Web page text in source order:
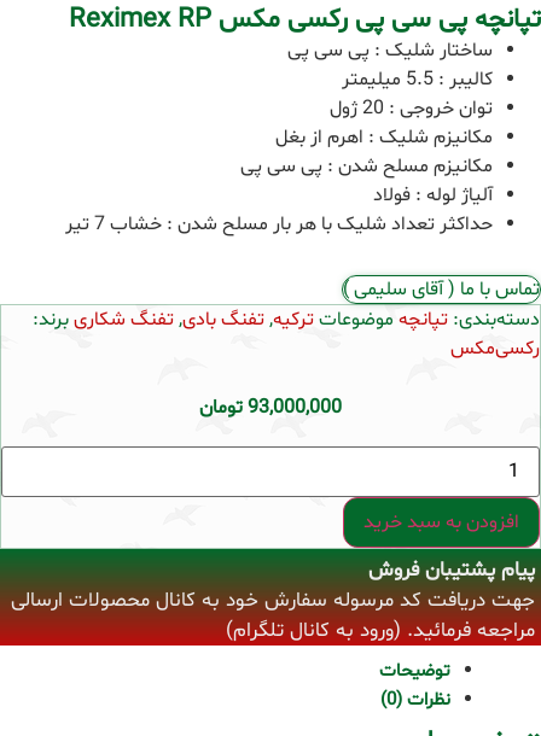
تپانچه پی سی پی رکسی مکس Reximex RP
ساختار شلیک : پی سی پی
کالیبر : 5.5 میلیمتر
توان خروجی : 20 ژول
مکانیزم شلیک : اهرم از بغل
مکانیزم مسلح شدن : پی سی پی
آلیاژ لوله : فولاد
حداکثر تعداد شلیک با هر بار مسلح شدن : خشاب 7 تیر
تماس با ما ( آقای سلیمی )
دسته‌بندی: تپانچه موضوعاتترکیه,تفنگ بادی,تفنگ شکاریبرند:
رکسی‌مکس
93,000,000تومان
تپانچه
سی
پی
رکسی
مکس
Reximex
RP
عدد
افزودن به سبد خرید
پیام پشتیبان فروش
جهت دریافت کد مرسوله سفارش خود به کانال محصولات ارسالی
مراجعه فرمائید. (ورود به کانال تلگرام)
توضیحات
نظرات (0)